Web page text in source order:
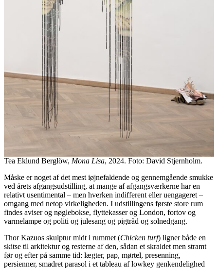
Tea Eklund Berglöw, Mona Lisa, 2024. Foto: David Stjernholm.
Måske er noget af det mest iøjnefaldende og gennemgående smukke
ved årets afgangsudstilling, at mange af afgangsværkerne har en
relativt usentimental – men hverken indifferent eller uengageret –
omgang med netop virkeligheden. I udstillingens første store rum
findes aviser og nøglebokse, flyttekasser og London, fortov og
varmelampe og politi og julesang og pigtråd og solnedgang.
Thor Kazuos skulptur midt i rummet (Chicken turf) ligner både en
skitse til arkitektur og resterne af den, sådan et skraldet men stramt
før og efter på samme tid: lægter, pap, mørtel, presenning,
persienner, smadret parasol i et tableau af lowkey genkendelighed